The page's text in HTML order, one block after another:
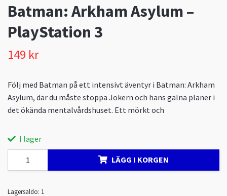
Batman: Arkham Asylum –
PlayStation 3
149 kr
Följ med Batman på ett intensivt äventyr i Batman: Arkham
Asylum, där du måste stoppa Jokern och hans galna planer i
det ökända mentalvårdshuset. Ett mörkt och
I lager
LÄGG I KORGEN
Lagersaldo: 1